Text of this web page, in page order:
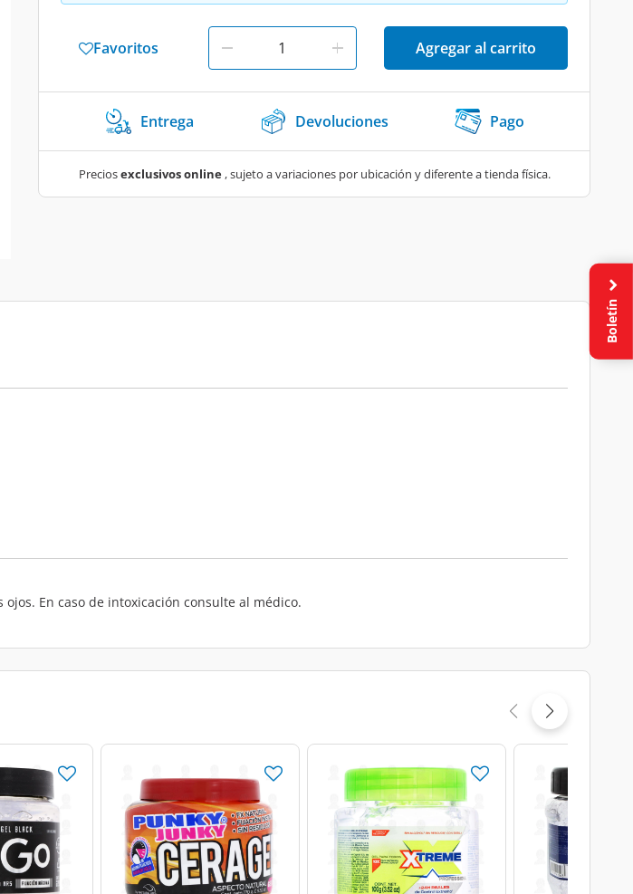
Favoritos Agregar al carrito
Entrega Devoluciones Pago
Preciosexclusivos online, sujeto a variaciones por ubicación y diferente a tienda física.
En caso de intoxicación consulte al médico.
Boletín